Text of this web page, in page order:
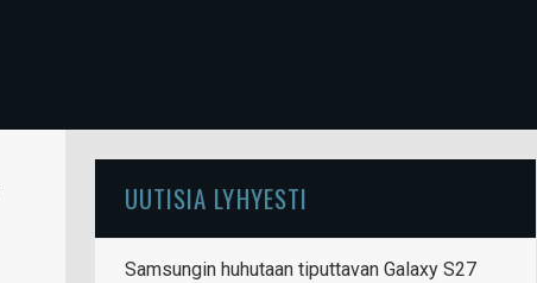
UUTISIA LYHYESTI
Samsungin huhutaan tiputtavan Galaxy S27